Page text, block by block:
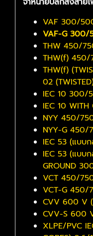
VAF 300/
VAF-G
THW 450/
THW(f)
THW(f)
02
IEC 10 300/
IEC 10
NYY 450/
NYY-G
IEC 53 (แบ
IEC 53 (แบบ
GROUND
VCT 450/
VCT-G 450/
CVV 600 V
CVV-S 600
XLPE/PVC